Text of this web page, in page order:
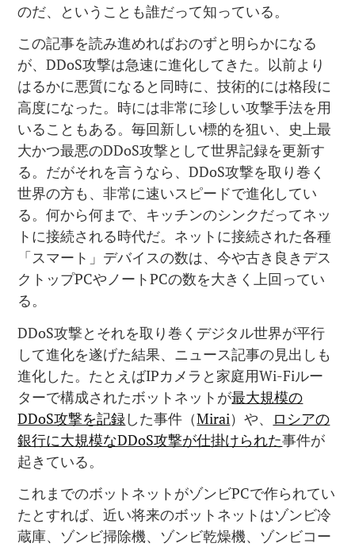
のだ、ということも誰だって知っている。
この記事を読み進めればおのずと明らかになる
が、DDoS攻撃は急速に進化してきた。以前より
はるかに悪質になると同時に、技術的には格段に
高度になった。時には非常に珍しい攻撃手法を用
いることもある。毎回新しい標的を狙い、史上最
大かつ最悪のDDoS攻撃として世界記録を更新す
る。だがそれを言うなら、DDoS攻撃を取り巻く
世界の方も、非常に速いスピードで進化してい
る。何から何まで、キッチンのシンクだってネッ
トに接続される時代だ。ネットに接続された各種
「スマート」デバイスの数は、今や古き良きデス
クトップPCやノートPCの数を大きく上回ってい
る。
DDoS攻撃とそれを取り巻くデジタル世界が平行
して進化を遂げた結果、ニュース記事の見出しも
進化した。たとえばIPカメラと家庭用Wi-Fiルー
ターで構成されたボットネットが最大規模の
DDoS攻撃を記録した事件（Mirai）や、
ロシアの
銀行に大規模なDDoS攻撃が仕掛けられた事件が
起きている。
これまでのボットネットがゾンビPCで作られてい
たとすれば、近い将来のボットネットはゾンビ冷
蔵庫、ゾンビ掃除機、ゾンビ乾燥機、ゾンビコー